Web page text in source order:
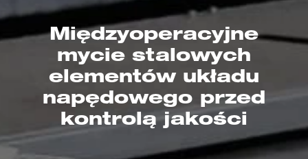
Międzyoperacyjne
mycie stalowych
elementów układu
napędowego przed
kontrolą jakości